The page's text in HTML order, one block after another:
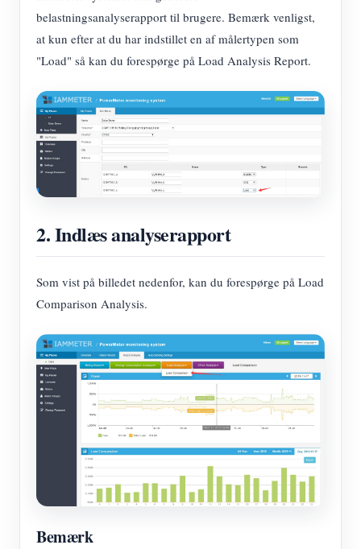
IAMMETER Simulator
Virtuel måler
Energiprognose og -simuleringssystem
Ansøgninger
Solar PV System Energimonitor
Overvågning af elforbrug
PV-varmestyringssystem
Home Automation
Fabrikkens energiovervågning
butik
Ressourcer
Dokument
Tutorial video
Blogs
Udvikler
Belønningsprogram
Om os
belastningsanalyserapport til brugere. Bemærk venligst,
at kun efter at du har indstillet en af målertypen som
"Load" så kan du forespørge på Load Analysis Report.
2. Indlæs analyserapport
Som vist på billedet nedenfor, kan du forespørge på Load
Comparison Analysis.
Bemærk